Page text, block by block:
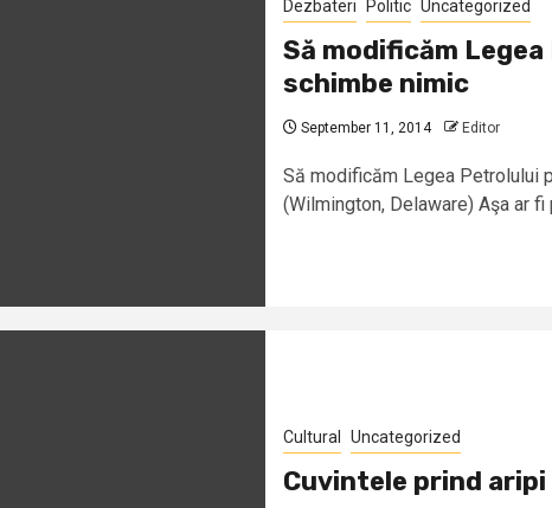
Dezbateri Politic Uncategorized
Să modificăm
schimbe nimic
September 11, 2014 Editor
Să modificăm Legea Petrolului
(Wilmington, Delaware) Aşa ar fi
Cultural Uncategorized
Cuvintele prind